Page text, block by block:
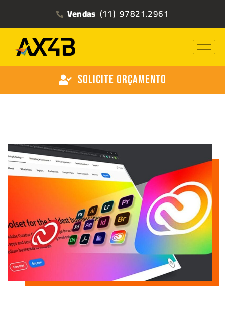
Vendas (11) 97821.2961
Solicite Orçamento